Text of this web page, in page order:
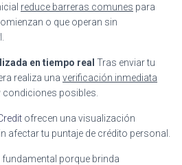
reduce barreras comunes para
o que operan sin
en tiempo real Tras enviar tu
realiza una verificación inmediata
posibles.
ofrecen una visualización
afectar tu puntaje de crédito personal.
porque brinda